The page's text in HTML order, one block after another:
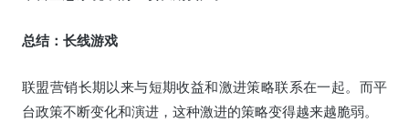
总结：长线游戏
联盟营销长期以来与短期收益和激进策略联系在一起。而平
台政策不断变化和演进，这种激进的策略变得越来越脆弱。